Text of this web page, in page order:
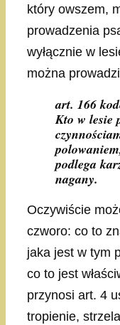
który owszem,
prowadzenia
wyłącznie w
można
art. 166
Kto w lesie
podlega
nagany.
Oczywiście
czworo: co to
jaka jest w tym
co to jest
przynosi art. 4
tropienie,